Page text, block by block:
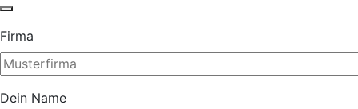
Firma
Dein Name